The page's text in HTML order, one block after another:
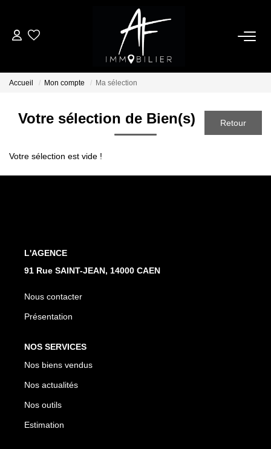
ACHETER
ESTIMER
Accueil Mon compte Ma sélection
Votre sélection de Bien(s)
Votre sélection est vide !
L'AGENCE
91 Rue SAINT-JEAN, 14000 CAEN
Nous contacter
Présentation
NOS SERVICES
Nos biens vendus
Nos actualités
Nos outils
Estimation